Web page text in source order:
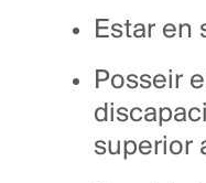
Estar en
Posseir
superior